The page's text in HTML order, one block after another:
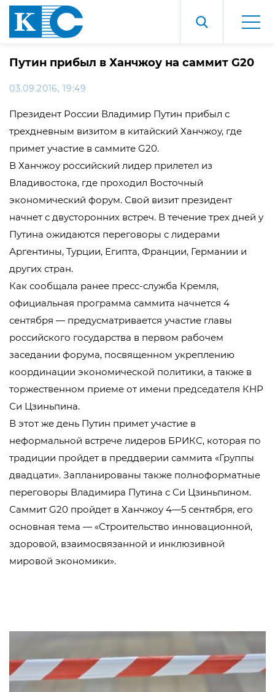
Путин прибыл в Ханчжоу на саммит G20
03.09.2016, 19:49
Президент России Владимир Путин прибыл с
трехдневным визитом в китайский Ханчжоу, где
примет участие в саммите G20.
В Ханчжоу российский лидер прилетел из
Владивостока, где проходил Восточный
экономический форум. Свой визит президент
начнет с двусторонних встреч. В течение трех дней у
Путина ожидаются переговоры с лидерами
Аргентины, Турции, Египта, Франции, Германии и
других стран.
Как сообщала ранее пресс-служба Кремля,
официальная программа саммита начнется 4
сентября — предусматривается участие главы
российского государства в первом рабочем
заседании форума, посвященном укреплению
координации экономической политики, а также в
торжественном приеме от имени председателя КНР
Си Цзиньпина.
В этот же день Путин примет участие в
неформальной встрече лидеров БРИКС, которая по
традиции пройдет в преддверии саммита «Группы
двадцати». Запланированы также полноформатные
переговоры Владимира Путина с Си Цзиньпином.
Саммит G20 пройдет в Ханчжоу 4—5 сентября, его
основная тема — «Строительство инновационной,
здоровой, взаимосвязанной и инклюзивной
мировой экономики».